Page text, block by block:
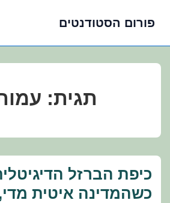
פורום הסטודנטים
תגית:
כיפת הברזל
כשהמדינה איטית